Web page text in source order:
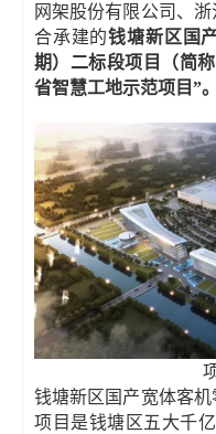
网架股份有限公司、
合承建的钱塘新区国
期）二标段项目（简
省智慧工地示范项目”。
钱塘新区国产宽体客
项目是钱塘区五大千